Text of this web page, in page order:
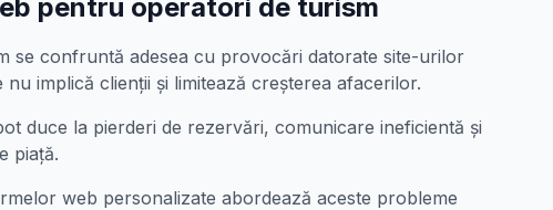
pentru operatori de turism
se confruntă adesea cu provocări datorate site-urilor
implică clienții și limitează creșterea afacerilor.
duce la pierderi de rezervări, comunicare ineficientă și
piață.
web personalizate abordează aceste probleme